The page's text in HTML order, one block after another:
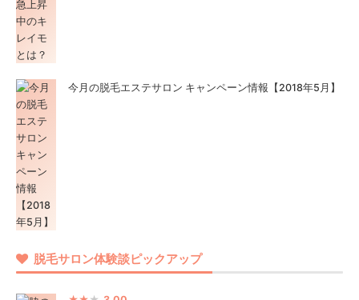
今月の脱毛エステサロン キャンペーン情報【2018年5月】
脱毛サロン体験談ピックアップ